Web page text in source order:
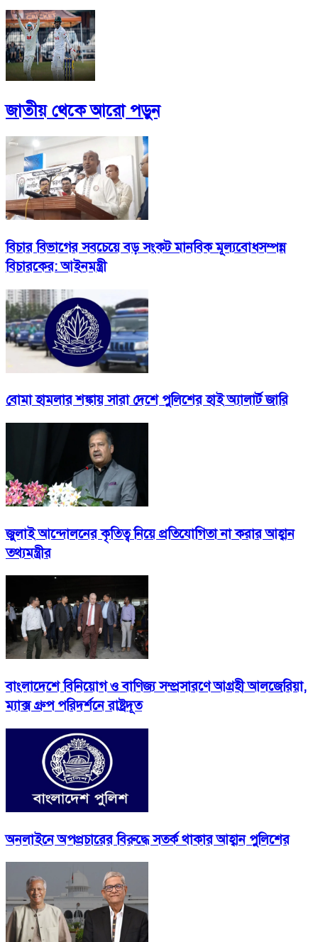
জাতীয়থেকে আরো পড়ুন
বিচার বিভাগের সবচেয়ে বড় সংকট মানবিক মূল্যবোধসম্পন্ন
বিচারকের: আইনমন্ত্রী
বোমা হামলার শঙ্কায় সারা দেশে পুলিশের হাই অ্যালার্ট জারি
জুলাই আন্দোলনের কৃতিত্ব নিয়ে প্রতিযোগিতা না করার আহ্বান
তথ্যমন্ত্রীর
বাংলাদেশে বিনিয়োগ ও বাণিজ্য সম্প্রসারণে আগ্রহী আলজেরিয়া,
ম্যাক্স গ্রুপ পরিদর্শনে রাষ্ট্রদূত
অনলাইনে অপপ্রচারের বিরুদ্ধে সতর্ক থাকার আহ্বান পুলিশের